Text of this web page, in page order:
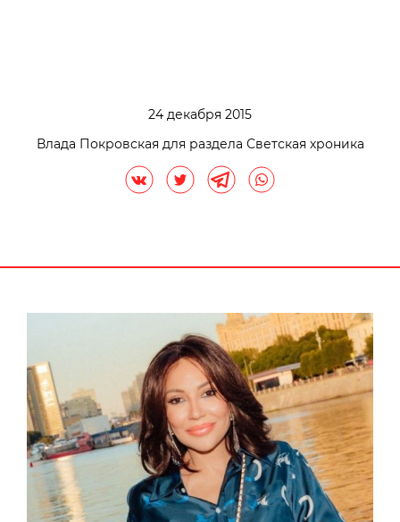
24 декабря 2015
Влада Покровская для раздела Светская хроника